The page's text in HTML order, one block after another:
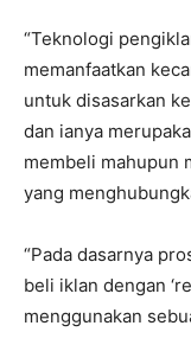
“Teknologi
memanfaatkan
untuk disasarkan
dan ianya
membeli mahupun
yang
“Pada dasarnya
beli iklan dengan
menggunakan